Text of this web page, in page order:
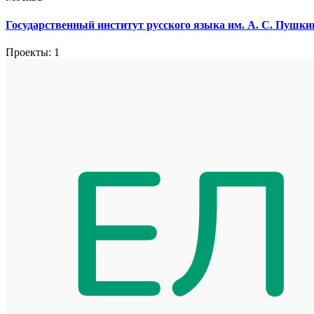
Государственный институт русского языка им. А. С.
Проекты: 1